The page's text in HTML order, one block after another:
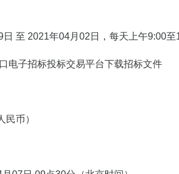
至 2021年04月02日，每天上午9:00
电子招标投标交易平台下载招标文件
民币）